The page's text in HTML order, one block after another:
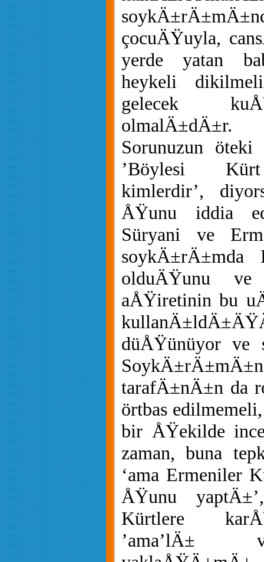
çocuÄŸuyla,
yerde yatan
heykeli
gelecek
olmalÄ±dÄ±r.
Sorunuzun
’Böylesi
kimlerdir’,
ÅŸunu iddia
Süryani ve
olduÄŸunu
aÅŸiretinin bu
düÅŸünüyor ve
tarafÄ±nÄ±n da
örtbas
bir ÅŸekilde
zaman, buna
‘ama Ermeniler
ÅŸunu
Kürtlere
’ama’lÄ±